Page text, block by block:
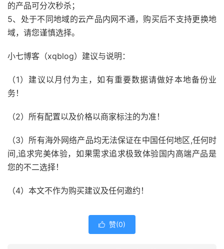
的产品可分次秒杀；
5、处于不同地域的云产品内网不通，购买后不支持更换地
域，请您谨慎选择。
小七博客（xqblog）建议与说明：
（1）建议以月付为主，如有重要数据请做好本地备份业
务！
（2）所有配置以及价格以商家标注的为准！
（3）所有海外网络产品均无法保证在中国任何地区,任何时
间,追求完美体验，如果需求追求极致体验国内高端产品是
您的不二选择！
（4）本文不作为购买建议及任何邀约！
 赞(0)